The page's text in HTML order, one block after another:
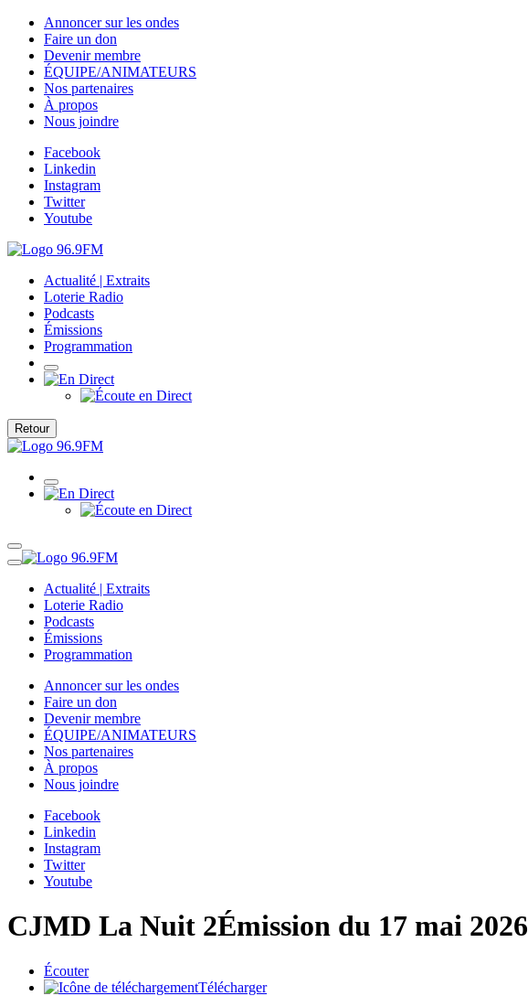
Annoncer sur les ondes
Faire un don
Devenir membre
ÉQUIPE/ANIMATEURS
Nos partenaires
À propos
Nous joindre
Facebook
Linkedin
Instagram
Twitter
Youtube
Actualité | Extraits
Loterie Radio
Podcasts
Émissions
Programmation
Retour
Actualité | Extraits
Loterie Radio
Podcasts
Émissions
Programmation
Annoncer sur les ondes
Faire un don
Devenir membre
ÉQUIPE/ANIMATEURS
Nos partenaires
À propos
Nous joindre
Facebook
Linkedin
Instagram
Twitter
Youtube
CJMD La Nuit 2Émission du 17 mai 2026
Écouter
Télécharger